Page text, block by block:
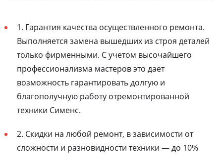
1. Гарантия качества осуществленного ремонта.
Выполняется замена вышедших из строя деталей
только фирменными. С учетом высочайшего
профессионализма мастеров это дает
возможность гарантировать долгую и
благополучную работу отремонтированной
техники Сименс.
2. Скидки на любой ремонт, в зависимости от
сложности и разновидности техники — до 10%